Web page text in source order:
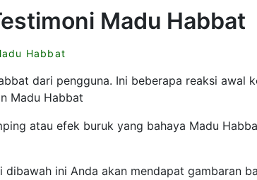
Madu Habbat
Habbat
dari pengguna. Ini beberapa reaksi awal
Madu Habbat
atau efek buruk yang bahaya Madu
ini Anda akan mendapat gambaran